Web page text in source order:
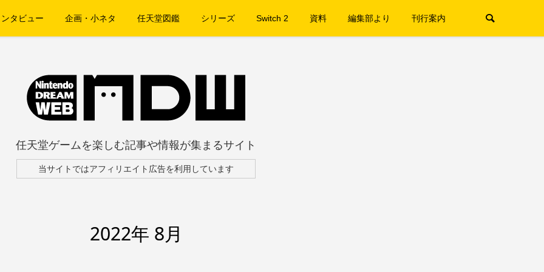
ンタビュー 企画・小ネタ 任天堂図鑑 シリーズ Switch 2 資料 編集部より 刊行案内
任天堂ゲームを楽しむ記事や情報が集まるサイト
当サイトではアフィリエイト広告を利用しています
2022年 8月